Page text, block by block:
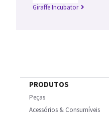
Giraffe Incubator
PRODUTOS
Peças
Acessórios & Consumíveis